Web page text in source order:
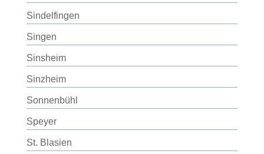
Sindelfingen
Singen
Sinsheim
Sinzheim
Sonnenbühl
Speyer
St. Blasien